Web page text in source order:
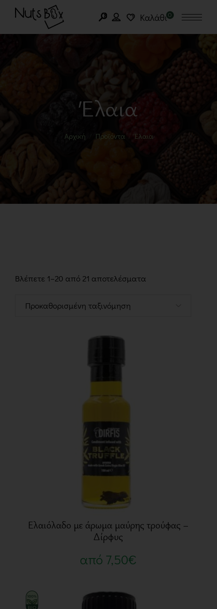
Καλάθι0
Έλαια
Αρχική Προϊόντα Έλαια
Βλέπετε 1–20 από 21 αποτελέσματα
Ελαιόλαδο με άρωμα μαύρης τρούφας –
Δίρφυς
από 7,50€